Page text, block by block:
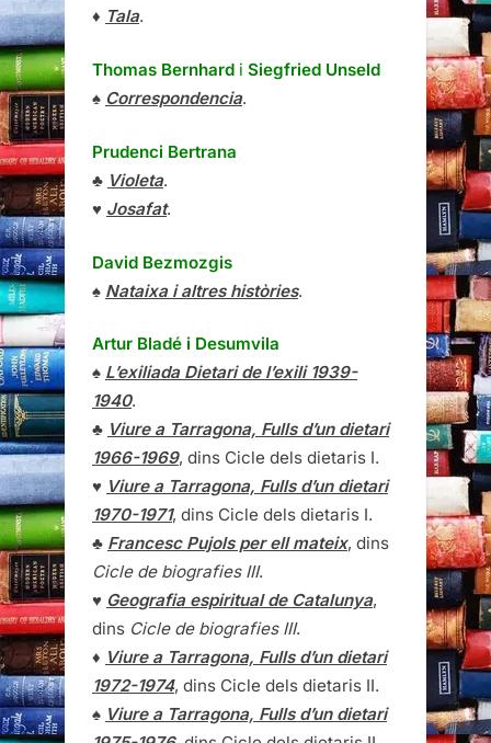
♦ Tala.
Thomas Bernhard i Siegfried Unseld
♠ Correspondencia.
Prudenci Bertrana
♣ Violeta.
♥ Josafat.
David Bezmozgis
♠ Nataixa i altres històries.
Artur Bladé i Desumvila
♠ L’exiliada Dietari de l’exili 1939-
1940.
♣ Viure a Tarragona, Fulls d’un dietari
1966-1969, dins Cicle dels dietaris I.
♥ Viure a Tarragona, Fulls d’un dietari
1970-1971, dins Cicle dels dietaris I.
♣ Francesc Pujols per ell mateix, dins
Cicle de biografies III.
♥ Geografia espiritual de Catalunya,
dins Cicle de biografies III.
♦ Viure a Tarragona, Fulls d’un dietari
1972-1974, dins Cicle dels dietaris II.
♠ Viure a Tarragona, Fulls d’un dietari